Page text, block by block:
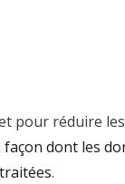
pour réduire
dont les
.